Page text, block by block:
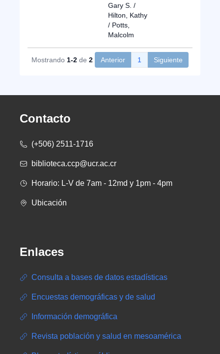
Gary S. /
Hilton, Kathy
/ Potts,
Malcolm
Mostrando 1-2 de 2 Anterior 1 Siguiente
Contacto
(+506) 2511-1716
biblioteca.ccp@ucr.ac.cr
Horario: L-V de 7am - 12md y 1pm - 4pm
Ubicación
Enlaces
Consulta a bases de datos estadísticas
Encuestas demográficas y de salud
Información demográfica
Revista población y salud en mesoamérica